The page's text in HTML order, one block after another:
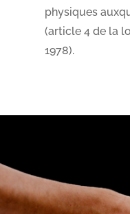
physiques
(article 4 de la
1978).